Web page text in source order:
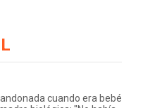
cuando era bebé